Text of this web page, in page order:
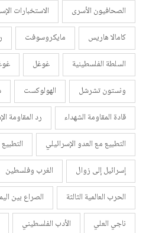
الصحافيون الأسرى
الاستخبارات
كامالا هاريس
مايكروسوفت
السلطة الفلسطينية
غوغل
ونستون تشرشل
الهولوكست
قادة المقاومة الشهداء
رد المقاومة
التطبيع مع العدو الإسرائيلي
إسرائيل إلى زوال
الغرب وفلسطين
الحرب العالمية الثالثة
الصراع بين
ناجي العلي
الأدب الفلسطيني